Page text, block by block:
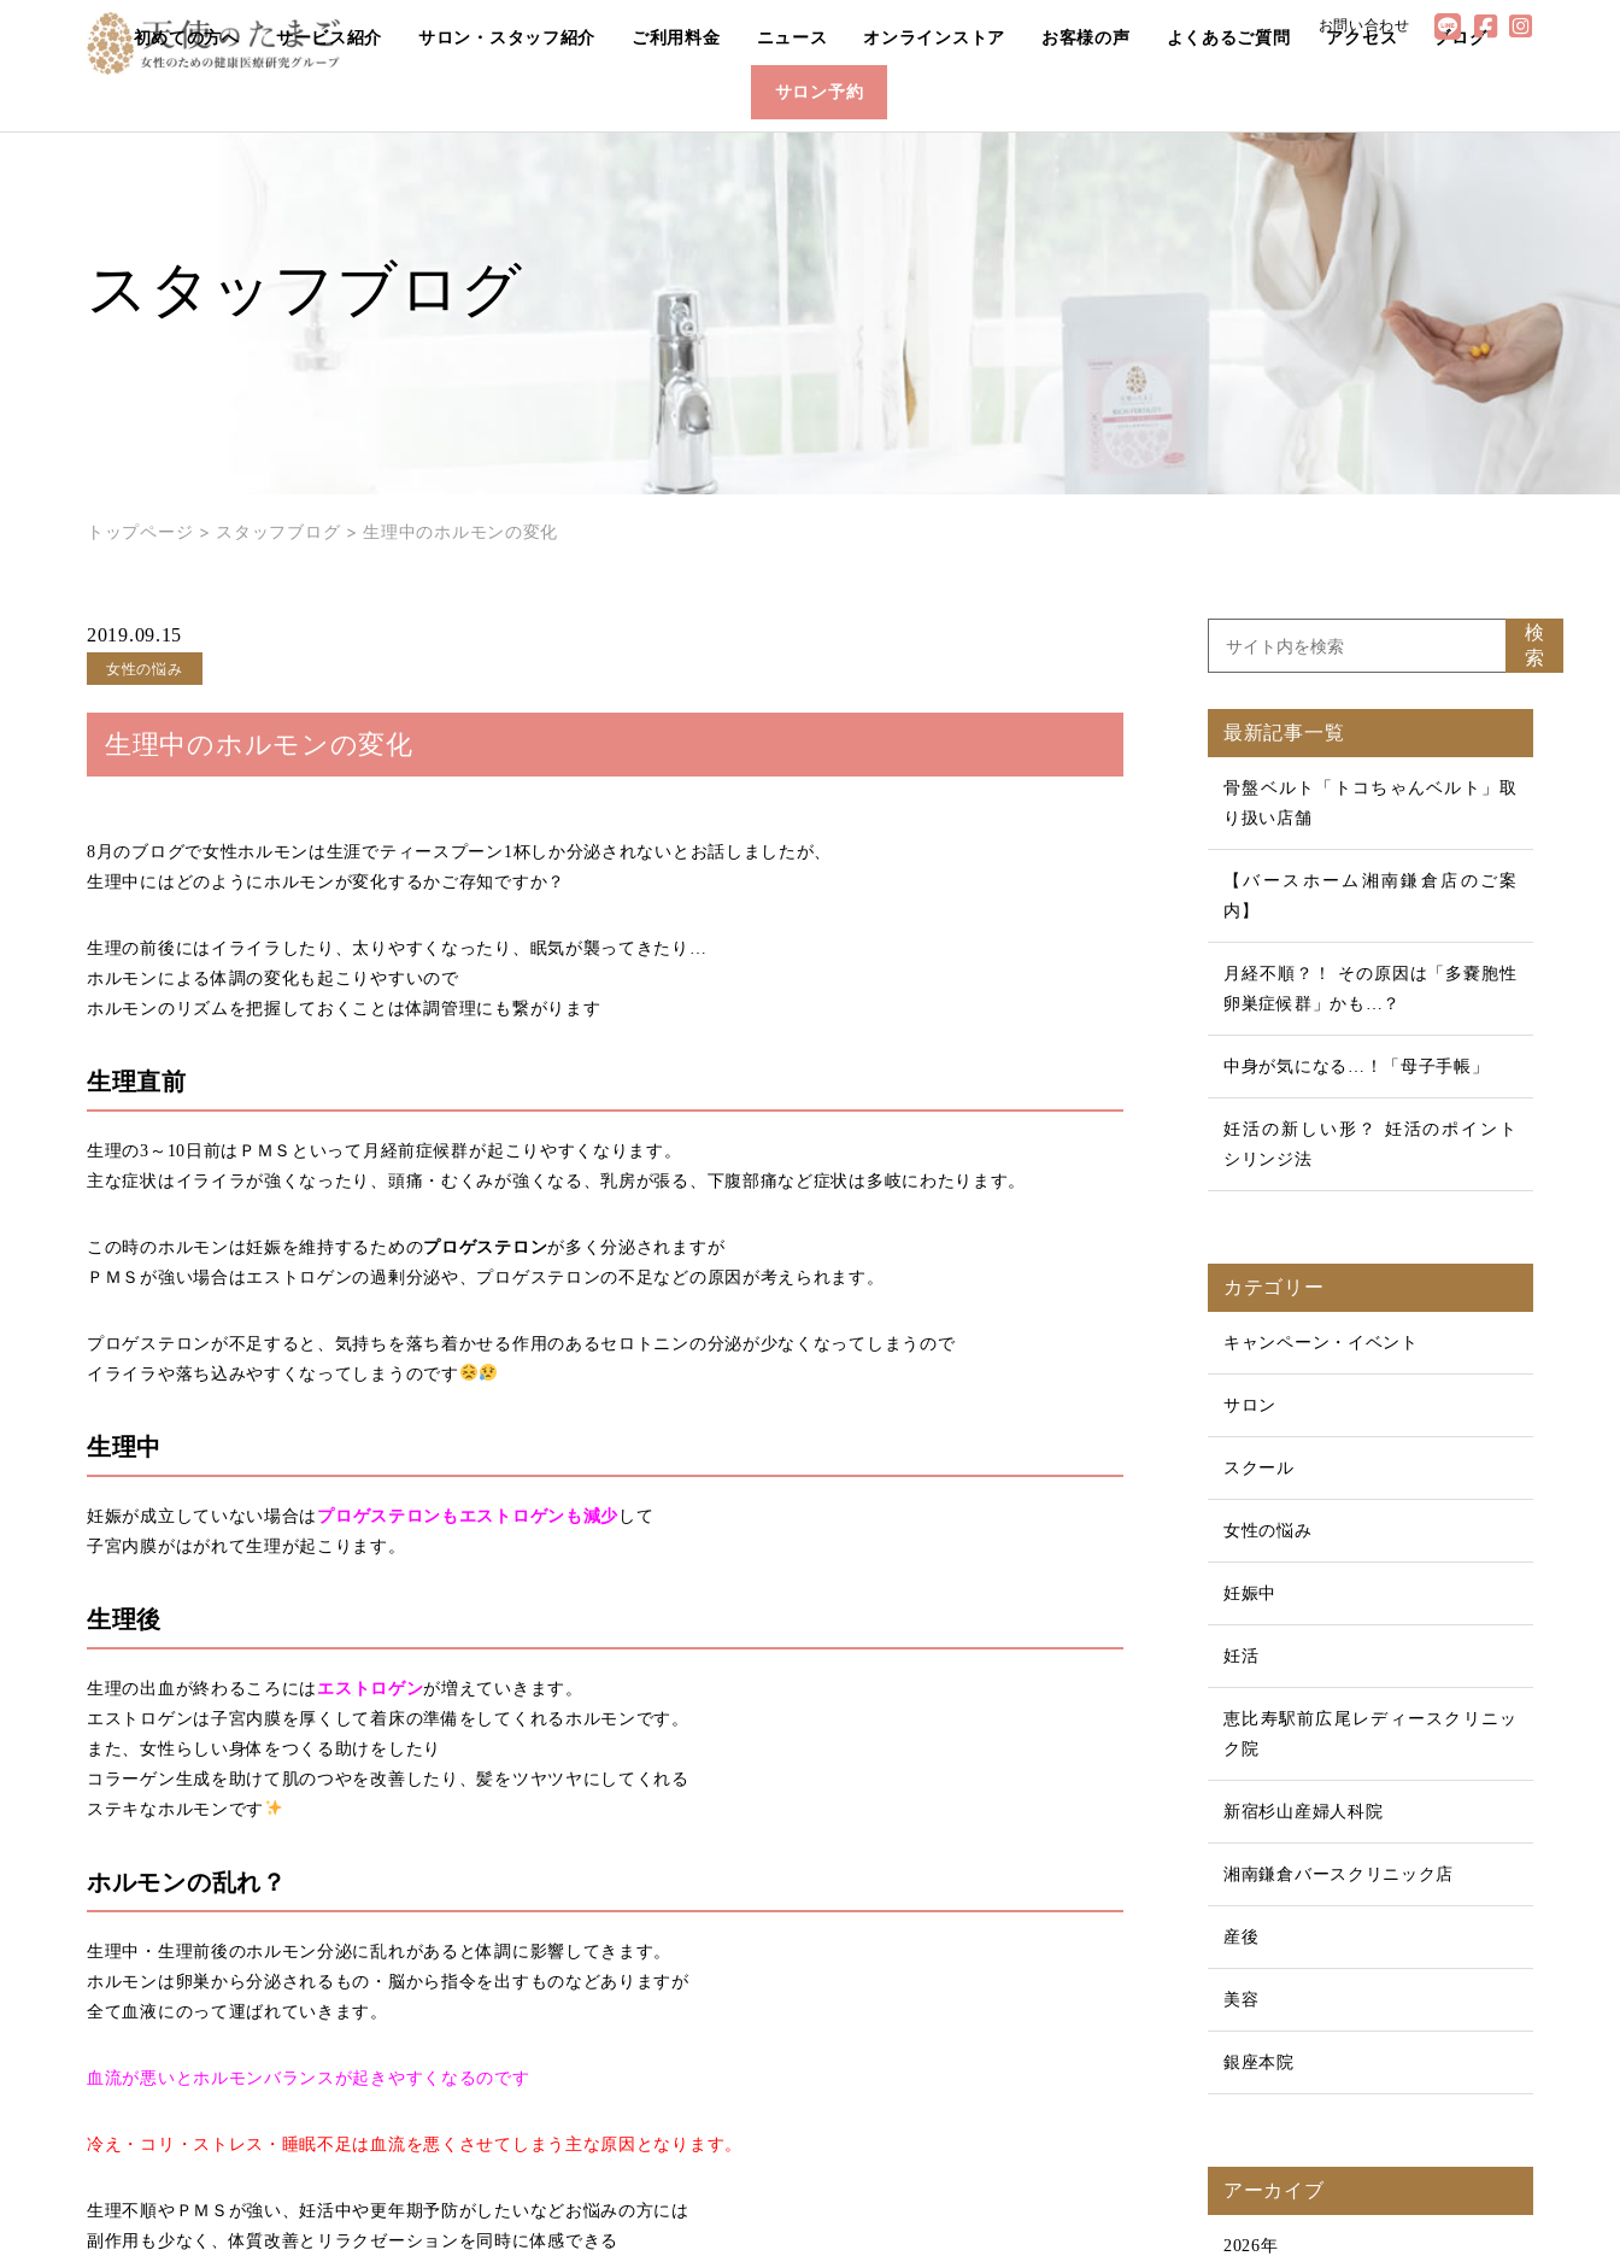
初めての方へ サービス紹介 サロン・スタッフ紹介 ご利用料金 ニュース オンラインストア お客様の声 よくあるご質問 アクセス ブログ
サロン予約
お問い合わせ
スタッフブログ
トップページ > スタッフブログ > 生理中のホルモンの変化
2019.09.15
女性の悩み
生理中のホルモンの変化
8月のブログで女性ホルモンは生涯でティースプーン1杯しか分泌されないとお話しましたが、
生理中にはどのようにホルモンが変化するかご存知ですか？
生理の前後にはイライラしたり、太りやすくなったり、眠気が襲ってきたり…
ホルモンによる体調の変化も起こりやすいので
ホルモンのリズムを把握しておくことは体調管理にも繋がります
生理直前
生理の3～10日前はＰＭＳといって月経前症候群が起こりやすくなります。
主な症状はイライラが強くなったり、頭痛・むくみが強くなる、乳房が張る、下腹部痛など症状は多岐にわたります。
この時のホルモンは妊娠を維持するためのプロゲステロンが多く分泌されますが
ＰＭＳが強い場合はエストロゲンの過剰分泌や、プロゲステロンの不足などの原因が考えられます。
プロゲステロンが不足すると、気持ちを落ち着かせる作用のあるセロトニンの分泌が少なくなってしまうので
イライラや落ち込みやすくなってしまうのです
生理中
妊娠が成立していない場合は プロゲステロンもエストロゲンも減少 して
子宮内膜がはがれて生理が起こります。
生理後
生理の出血が終わるころには エストロゲンが増えていきます。
エストロゲンは子宮内膜を厚くして着床の準備をしてくれるホルモンです。
また、女性らしい身体をつくる助けをしたり
コラーゲン生成を助けて肌のつやを改善したり、髪をツヤツヤにしてくれる
ステキなホルモンです
ホルモンの乱れ？
生理中・生理前後のホルモン分泌に乱れがあると体調に影響してきます。
ホルモンは卵巣から分泌されるもの・脳から指令を出すものなどありますが
全て血液にのって運ばれていきます。
血流が悪いとホルモンバランスが起きやすくなるのです
冷え・コリ・ストレス・睡眠不足は血流を悪くさせてしまう主な原因となります。
生理不順やＰＭＳが強い、妊活中や更年期予防がしたいなどお悩みの方には
副作用も少なく、体質改善とリラクゼーションを同時に体感できる
検
索
最新記事一覧
骨盤ベルト「トコちゃんベルト」取
り扱い店舗
【バースホーム湘南鎌倉店のご案
内】
月経不順？！ その原因は「多嚢胞性
卵巣症候群」かも…？
中身が気になる…！「母子手帳」
妊活の新しい形？ 妊活のポイント
シリンジ法
カテゴリー
キャンペーン・イベント
サロン
スクール
女性の悩み
妊娠中
妊活
恵比寿駅前広尾レディースクリニッ
ク院
新宿杉山産婦人科院
湘南鎌倉バースクリニック店
産後
美容
銀座本院
アーカイブ
2026年